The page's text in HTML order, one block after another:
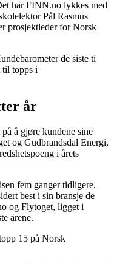
har FINN.no lykkes med
Pål Rasmus
prosjektleder for Norsk
de siste ti
til topps i
år
å gjøre kundene sine
og Gudbrandsdal Energi,
i årets
fem ganger tidligere,
best i sin bransje de
og Flytoget, ligget i
årene.
15 på Norsk